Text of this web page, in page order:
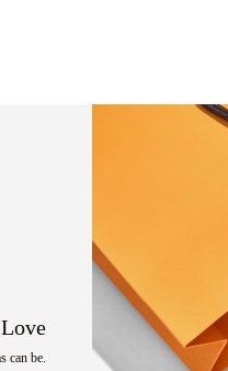
can be.